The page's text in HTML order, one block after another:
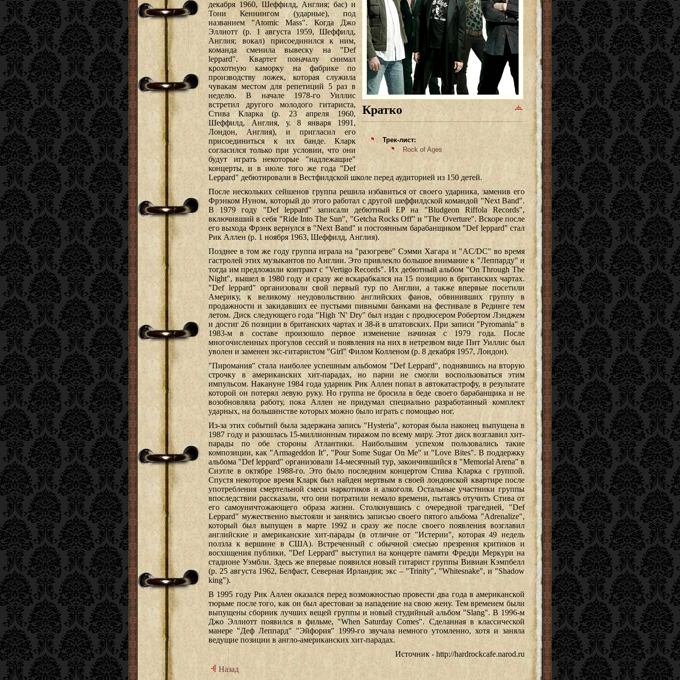
Кратко
Трек-лист:
Rock of Ages
декабря 1960, Шеффилд, Англия; бас) и
Тони Кеннингом (ударные), под
названием "Atomic Mass". Когда Джо
Эллиотт (р. 1 августа 1959, Шеффилд,
Англия; вокал) присоединился к ним,
команда сменила вывеску на "Def
leppard". Квартет поначалу снимал
крохотную каморку на фабрике по
производству ложек, которая служила
чувакам местом для репетиций 5 раз в
неделю. В начале 1978-го Уиллис
встретил другого молодого гитариста,
Стива Кларка (р. 23 апреля 1960,
Шеффилд, Англия, у. 8 января 1991,
Лондон, Англия), и пригласил его
присоединиться к их банде. Кларк
согласился только при условии, что они
будут играть некоторые "надлежащие"
концерты, и в июле того же года "Def
Leppard" дебютировали в Вестфилдской школе перед аудиторией из 150 детей.
После нескольких сейшенов группа решила избавиться от своего ударника, заменив его
Фрэнком Нуном, который до этого работал с другой шеффилдской командой "Next Band".
В 1979 году "Def leppard" записали дебютный EP на "Bludgeon Riffola Records",
включивший в себя "Ride Into The Sun", "Getcha Rocks Off" и "The Overture". Вскоре после
его выхода Фрэнк вернулся в "Next Band" и постоянным барабанщиком "Def leppard" стал
Рик Аллен (р. 1 ноября 1963, Шеффилд, Англия).
Позднее в том же году группа играла на "разогреве" Сэмми Хагара и "AC/DC" во время
гастролей этих музыкантов по Англии. Это привлекло большое внимание к "Леппарду" и
тогда им предложили контракт с "Vertigo Records". Их дебютный альбом "On Through The
Night", вышел в 1980 году и сразу же вскарабкался на 15 позицию в британских чартах.
"Def leppard" организовали свой первый тур по Англии, а также впервые посетили
Америку, к великому неудовольствию английских фанов, обвинивших группу в
продажности и закидавших ее пустыми пивными банками на фестивале в Рединге тем
летом. Диск следующего года "High 'N' Dry" был издан с продюсером Робертом Лэнджем
и достиг 26 позиции в британских чартах и 38-й в штатовских. При записи "Pyromania" в
1983-м в составе произошло первое изменение начиная с 1979 года. После
многочисленных прогулов сессий и появления на них в нетрезвом виде Пит Уиллис был
уволен и заменен экс-гитаристом "Girl" Филом Колленом (р. 8 декабря 1957, Лондон).
"Пиромания" стала наиболее успешным альбомом "Def Leppard", поднявшись на вторую
строчку в американских хит-парадах, но парни не смогли воспользоваться этим
импульсом. Накануне 1984 года ударник Рик Аллен попал в автокатастрофу, в результате
которой он потерял левую руку. Но группа не бросила в беде своего барабанщика и не
возобновляла работу, пока Аллен не придумал специально разработанный комплект
ударных, на большинстве которых можно было играть с помощью ног.
Из-за этих событий была задержана запись "Hysteria", которая была наконец выпущена в
1987 году и разошлась 15-миллионным тиражом по всему миру. Этот диск возглавил хит-
парады по обе стороны Атлантики. Наибольшим успехом пользовались такие
композиции, как "Armageddon It", "Pour Some Sugar On Me" и "Love Bites". В поддержку
альбома "Def leppard" организовали 14-месячный тур, закончившийся в "Memorial Arena" в
Сиэтле в октябре 1988-го. Это было последним концертом Стива Кларка с группой.
Спустя некоторое время Кларк был найден мертвым в своей лондонской квартире после
употребления смертельной смеси наркотиков и алкоголя. Остальные участники группы
впоследствии рассказали, что они потратили немало времени, пытаясь отучить Стива от
его самоуничтожающего образа жизни. Столкнувшись с очередной трагедией, "Def
Leppard" мужественно выстояли и занялись записью своего пятого альбома "Adrenalize",
который был выпущен в марте 1992 и сразу же после своего появления возглавил
английские и американские хит-парады (в отличие от "Истерии", которая 49 недель
ползла к вершине в США). Встреченный с обычной смесью презрения критиков и
восхищения публики, "Def Leppard" выступил на концерте памяти Фредди Меркури на
стадионе Уэмбли. Здесь же впервые появился новый гитарист группы Вивиан Кэмпбелл
(р. 25 августа 1962, Белфаст, Северная Ирландия; экс – "Trinity", "Whitesnake", и "Shadow
king").
В 1995 году Рик Аллен оказался перед возможностью провести два года в американской
тюрьме после того, как он был арестован за нападение на свою жену. Тем временем были
выпущены сборник лучших вещей группы и новый студийный альбом "Slang". В 1996-м
Джо Эллиотт появился в фильме, "When Saturday Comes". Сделанная в классической
манере "Деф Леппард" "Эйфория" 1999-го звучала немного утомленно, хотя и заняла
ведущие позиции в англо-американских хит-парадах.
Источник - http://hardrockcafe.narod.ru
Назад